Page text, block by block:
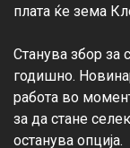
плата ќе зема
Станува збор за
годишно.
работа во
за да стане
останува опција.